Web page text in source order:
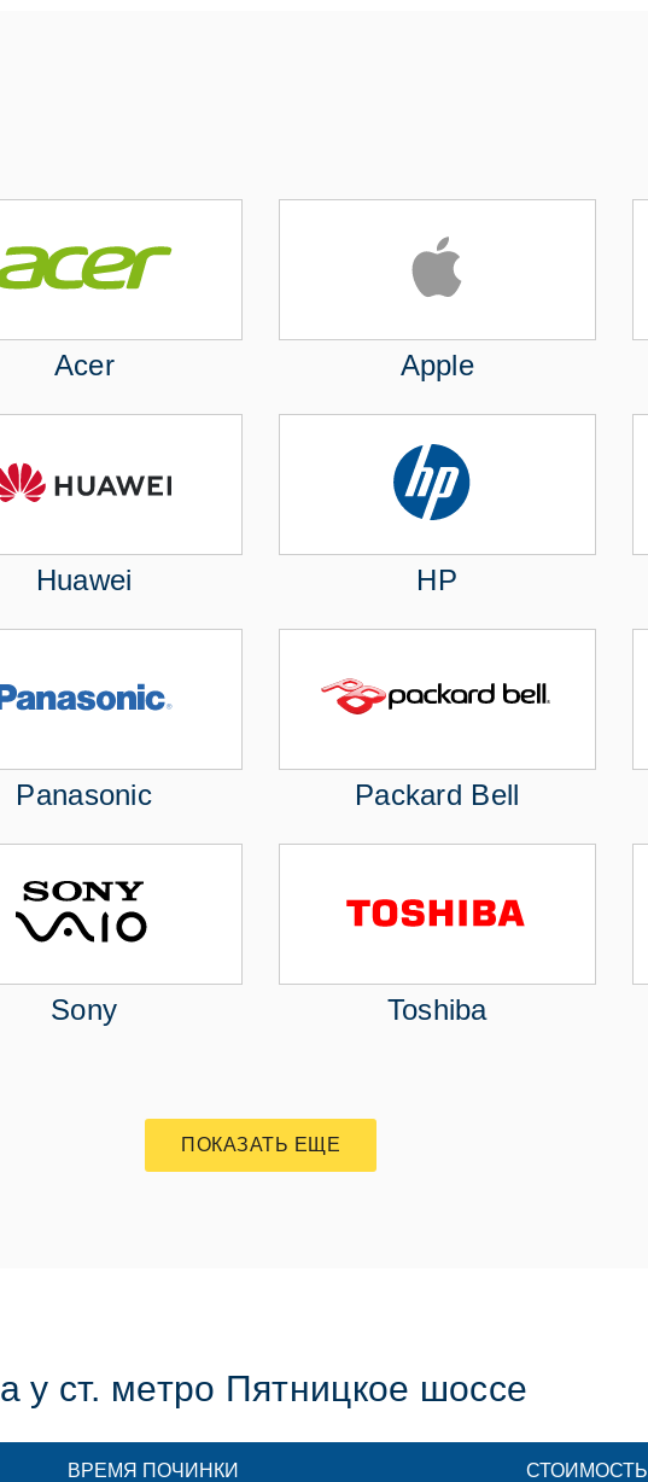
Acer Apple
Huawei HP
Panasonic Packard Bell
Sony Toshiba
ПОКАЗАТЬ ЕЩЕ
у ст. метро Пятницкое шоссе
ВРЕМЯ ПОЧИНКИ СТОИМОСТЬ